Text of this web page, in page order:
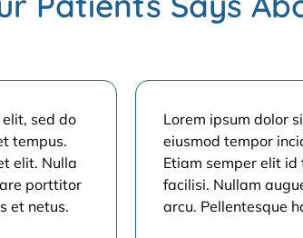
sed do
tempus.
elit. Nulla
porttitor
et netus.
Lorem ipsum dolor
eiusmod tempor
Etiam semper elit
facilisi. Nullam
arcu. Pellentesque